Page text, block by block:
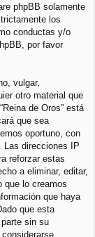
phpBB solamente
los
conductas y/o
por favor
vulgar,
otro material que
de Oros” está
que sea
oportuno, con
Las direcciones IP
reforzar estas
a eliminar, editar,
que lo creamos
que haya
que esta
sin su